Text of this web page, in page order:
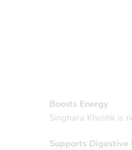
Boosts Energy
Singhara Khushk is
Supports Digestive